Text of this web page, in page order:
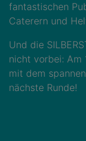
fantastischen
Caterern und
Und die
nicht vorbei: Am
mit dem
nächste Runde!